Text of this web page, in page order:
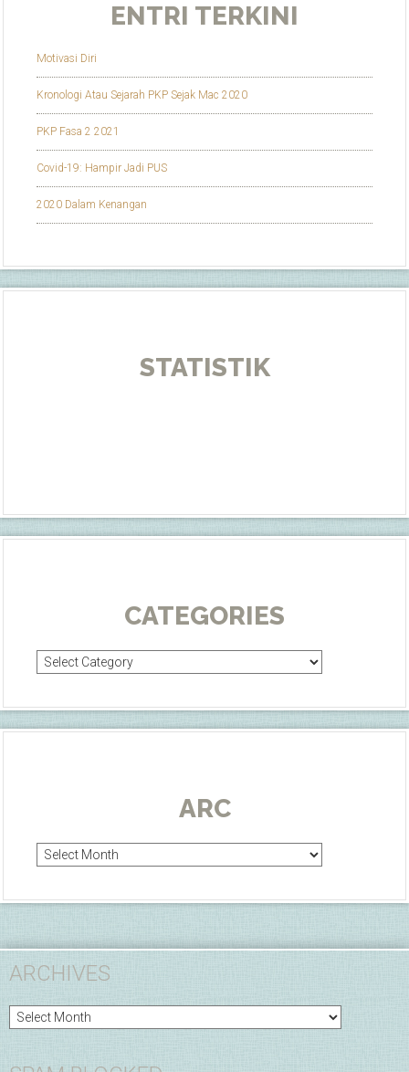
ENTRI TERKINI
Motivasi Diri
Kronologi Atau Sejarah PKP Sejak Mac 2020
PKP Fasa 2 2021
Covid-19: Hampir Jadi PUS
2020 Dalam Kenangan
STATISTIK
CATEGORIES
Categories
ARC
Arc
ARCHIVES
Archives